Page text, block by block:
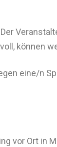
können
eine/n
vor Ort in